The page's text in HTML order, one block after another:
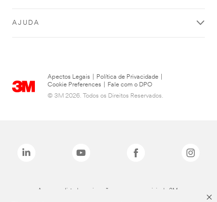
AJUDA
Apectos Legais Política de Privacidade
Cookie Preferences
Fale com o DPO
© 3M 2026. Todos os Direitos Reservados.
As marcas listadas a cima são marcas comerciais da 3M.